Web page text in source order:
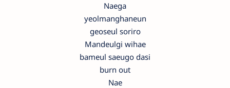
Naega
yeolmanghaneun
geoseul soriro
Mandeulgi wihae
bameul saeugo dasi
burn out
Nae